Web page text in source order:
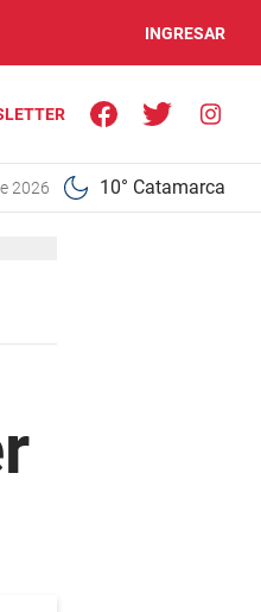
INGRESAR
2026 10° Catamarca